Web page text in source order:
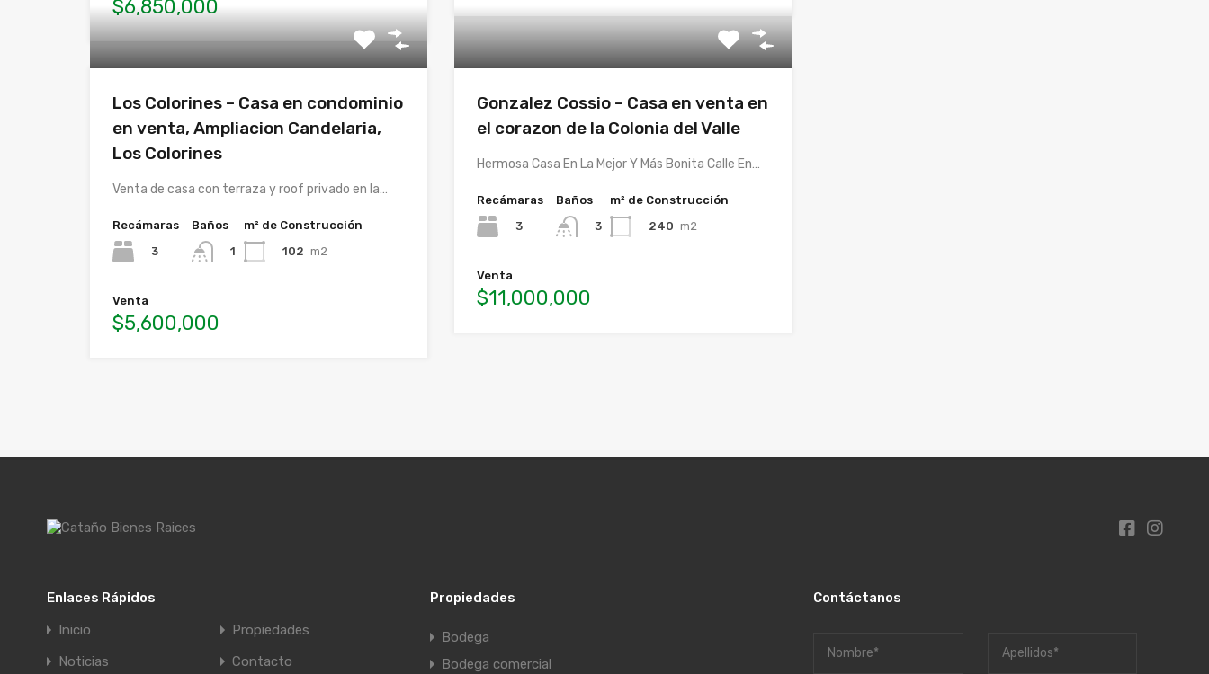
$6,850,000
Los Colorines – Casa en condominio
en venta, Ampliacion Candelaria,
Los Colorines
Venta de casa con terraza y roof privado en la…
Recámaras
3
Baños
1
m² de Construcción
102 m2
Venta
$5,600,000
Gonzalez Cossio – Casa en venta en
el corazon de la Colonia del Valle
Hermosa Casa En La Mejor Y Más Bonita Calle En…
Recámaras
3
Baños
3
m² de Construcción
240 m2
Venta
$11,000,000
Enlaces Rápidos
Inicio
Propiedades
Noticias
Contacto
Propiedades
Bodega
Bodega comercial
Contáctanos